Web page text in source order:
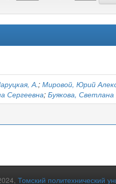
А.; Мировой, Юрий
Сергеевна; Буякова,
Томский политехнический